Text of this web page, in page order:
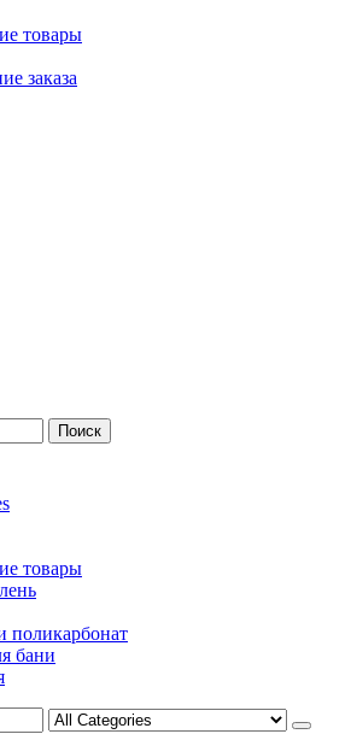
товары
заказа
товары
поликарбонат
бани